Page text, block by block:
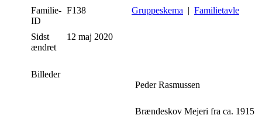
Familie-
ID
F138 Gruppeskema | Familietavle
Sidst
ændret
12 maj 2020
Billeder
Peder Rasmussen
Brændeskov Mejeri fra ca. 1915